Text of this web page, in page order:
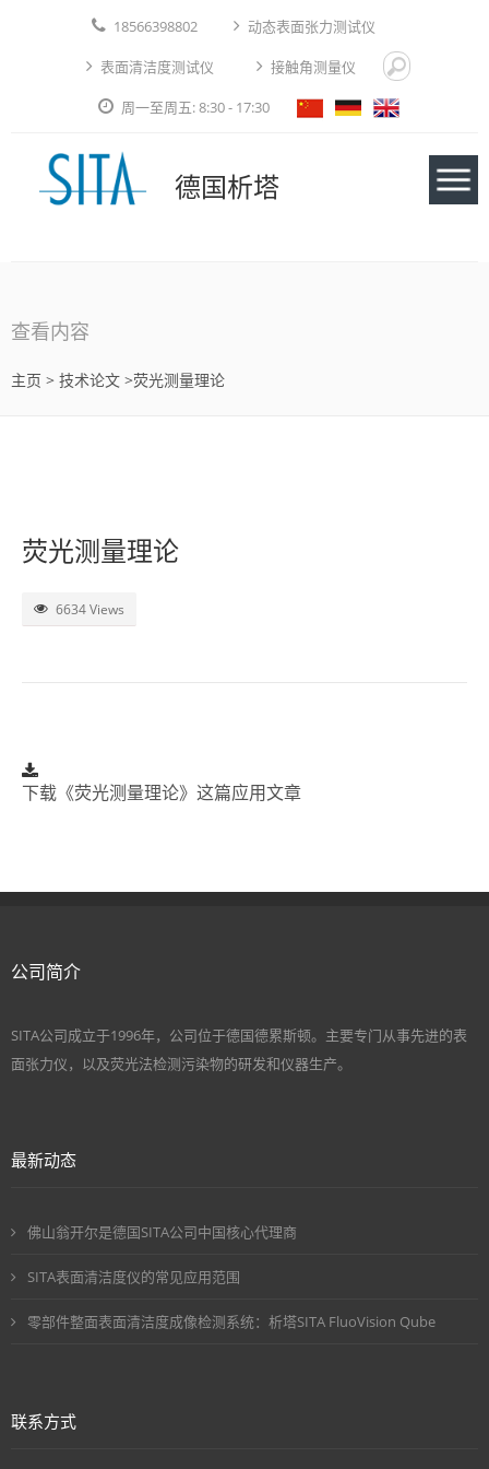
18566398802 动态表面张力测试仪
表面清洁度测试仪 接触角测量仪
周一至周五: 8:30 - 17:30
德国析塔
查看内容
主页 > 技术论文 >荧光测量理论
荧光测量理论
6634 Views
下载《荧光测量理论》这篇应用文章
公司简介
SITA公司成立于1996年，公司位于德国德累斯顿。主要专门从事先进的表
面张力仪，以及荧光法检测污染物的研发和仪器生产。
最新动态
佛山翁开尔是德国SITA公司中国核心代理商
SITA表面清洁度仪的常见应用范围
零部件整面表面清洁度成像检测系统：析塔SITA FluoVision Qube
联系方式